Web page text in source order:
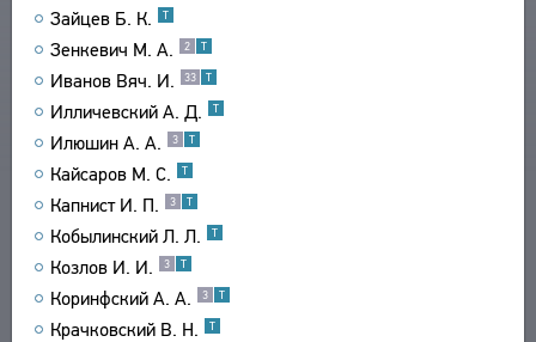
Зайцев Б. К. Т
Зенкевич М. А. 2 Т
Иванов Вяч. И. 33 Т
Илличевский А. Д. Т
Илюшин А. А. 3 Т
Кайсаров М. С. Т
Капнист И. П. 3 Т
Кобылинский Л. Л. Т
Козлов И. И. 3 Т
Коринфский А. А. 3 Т
Крачковский В. Н. Т